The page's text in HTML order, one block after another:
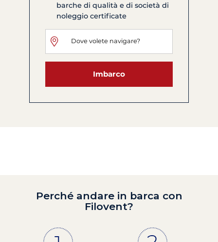
barche di qualità e di società di
noleggio certificate
Imbarco
Perché andare in barca con
Filovent?